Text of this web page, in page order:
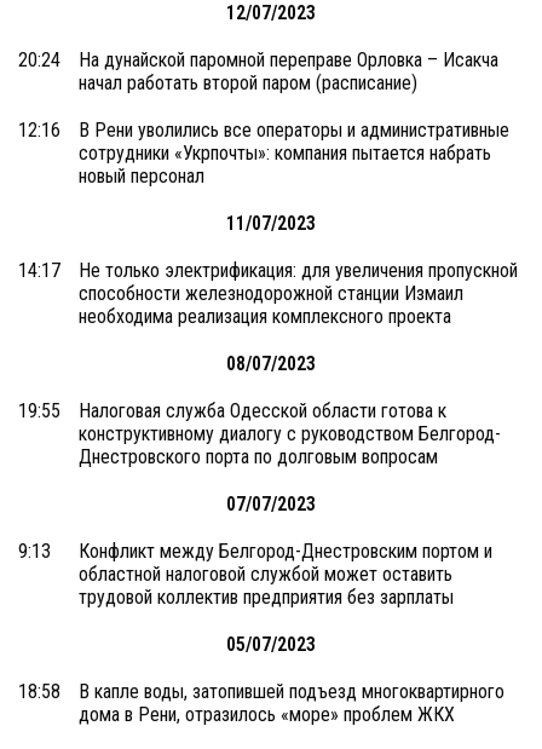
12/07/2023
20:24
На дунайской паромной переправе Орловка – Исакча
начал работать второй паром (расписание)
12:16
В Рени уволились все операторы и административные
сотрудники «Укрпочты»: компания пытается набрать
новый персонал
11/07/2023
14:17
Не только электрификация: для увеличения пропускной
способности железнодорожной станции Измаил
необходима реализация комплексного проекта
08/07/2023
19:55
Налоговая служба Одесской области готова к
конструктивному диалогу с руководством Белгород-
Днестровского порта по долговым вопросам
07/07/2023
9:13
Конфликт между Белгород-Днестровским портом и
областной налоговой службой может оставить
трудовой коллектив предприятия без зарплаты
05/07/2023
18:58
В капле воды, затопившей подъезд многоквартирного
дома в Рени, отразилось «море» проблем ЖКХ